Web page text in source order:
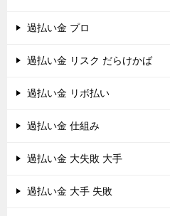
過払い金 プロ
過払い金 リスク だらけかば
過払い金 リボ払い
過払い金 仕組み
過払い金 大失敗 大手
過払い金 大手 失敗